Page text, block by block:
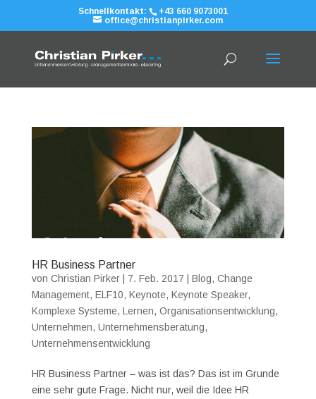
Schnellkontakt:
+43 660 9073001
office@christianpirker.com
HR Business Partner
von Christian Pirker| 7. Feb. 2017 Blog, Change
Management, ELF10, Keynote, Keynote Speaker,
Komplexe Systeme, Lernen, Organisationsentwicklung,
Unternehmen, Unternehmensberatung,
Unternehmensentwicklung
HR Business Partner – was ist das? Das ist im Grunde
eine sehr gute Frage. Nicht nur, weil die Idee HR